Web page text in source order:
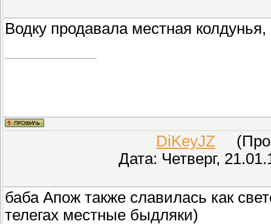
Водку продавала местная
DiKeyJZ
Дата: Четверг,
баба Апож также славилась как
телегах местные быдляки)